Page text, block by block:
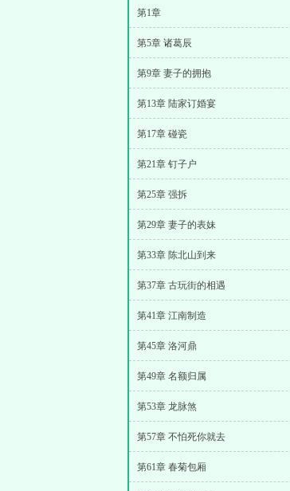
第1章
第5章 诸葛辰
第9章 妻子的拥抱
第13章 陆家订婚宴
第17章 碰瓷
第21章 钉子户
第25章 强拆
第29章 妻子的表妹
第33章 陈北山到来
第37章 古玩街的相遇
第41章 江南制造
第45章 洛河鼎
第49章 名额归属
第53章 龙脉煞
第57章 不怕死你就去
第61章 春菊包厢